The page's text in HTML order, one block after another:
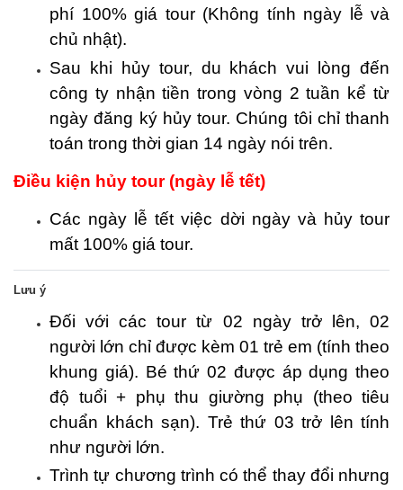
phí 100% giá tour (Không tính ngày lễ và
chủ nhật).
Sau khi hủy tour, du khách vui lòng đến
công ty nhận tiền trong vòng 2 tuần kể từ
ngày đăng ký hủy tour. Chúng tôi chỉ thanh
toán trong thời gian 14 ngày nói trên.
Điều kiện hủy tour (ngày lễ tết)
Các ngày lễ tết việc dời ngày và hủy tour
mất 100% giá tour.
Lưu ý
Đối với các tour từ 02 ngày trở lên, 02
người lớn chỉ được kèm 01 trẻ em (tính theo
khung giá). Bé thứ 02 được áp dụng theo
độ tuổi + phụ thu giường phụ (theo tiêu
chuẩn khách sạn). Trẻ thứ 03 trở lên tính
như người lớn.
Trình tự chương trình có thể thay đổi nhưng